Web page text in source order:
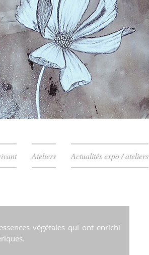
Ateliers Actualités expo / ateliers
végétales qui ont enrichi